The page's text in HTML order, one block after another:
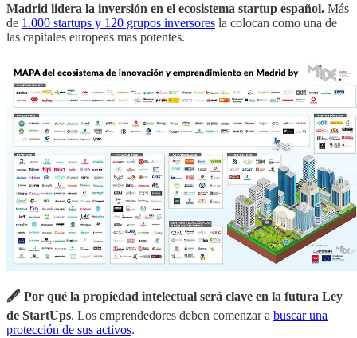
Madrid lidera la inversión en el ecosistema startup español. Más
de 1.000 startups y 120 grupos inversores la colocan como una de
las capitales europeas mas potentes.
🖋 Por qué la propiedad intelectual será clave en la futura Ley
de StartUps. Los emprendedores deben comenzar a buscar una
protección de sus activos.